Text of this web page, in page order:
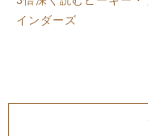
インダーズ